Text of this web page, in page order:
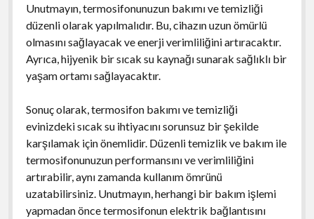
Unutmayın, termosifonunuzun bakımı ve temizliği
düzenli olarak yapılmalıdır. Bu, cihazın uzun ömürlü
olmasını sağlayacak ve enerji verimliliğini artıracaktır.
Ayrıca, hijyenik bir sıcak su kaynağı sunarak sağlıklı bir
yaşam ortamı sağlayacaktır.
Sonuç olarak, termosifon bakımı ve temizliği
evinizdeki sıcak su ihtiyacını sorunsuz bir şekilde
karşılamak için önemlidir. Düzenli temizlik ve bakım ile
termosifonunuzun performansını ve verimliliğini
artırabilir, aynı zamanda kullanım ömrünü
uzatabilirsiniz. Unutmayın, herhangi bir bakım işlemi
yapmadan önce termosifonun elektrik bağlantısını